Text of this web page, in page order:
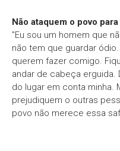
Não ataquem o povo
"Eu sou um homem que
não tem que guardar
querem fazer comigo.
andar de cabeça erguida.
do lugar em conta minha.
prejudiquem o outras
povo não merece essa